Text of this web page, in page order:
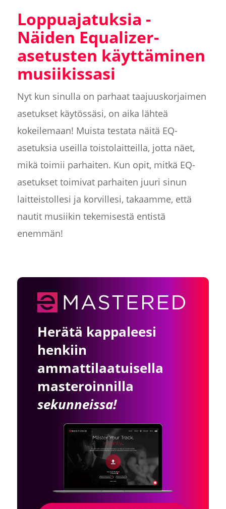
Loppuajatuksia -
Näiden Equalizer-
asetusten käyttäminen
musiikissasi
Nyt kun sinulla on parhaat taajuuskorjaimen
asetukset käytössäsi, on aika lähteä
kokeilemaan! Muista testata näitä EQ-
asetuksia useilla toistolaitteilla, jotta näet,
mikä toimii parhaiten. Kun opit, mitkä EQ-
asetukset toimivat parhaiten juuri sinun
laitteistollesi ja korvillesi, takaamme, että
nautit musiikin tekemisestä entistä
enemmän!
Herätä kappaleesi
henkiin
ammattilaatuisella
masteroinnilla
sekunneissa!